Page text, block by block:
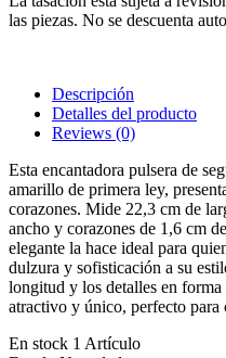
las piezas. No se descuenta
Descripción
Detalles del producto
Reviews (0)
Esta encantadora pulsera de
amarillo de primera ley,
corazones. Mide 22,3 cm de
ancho y corazones de 1,6 cm
elegante la hace ideal para
dulzura y sofisticación a su
longitud y los detalles en
atractivo y único, perfecto para
En stock 1 Artículo